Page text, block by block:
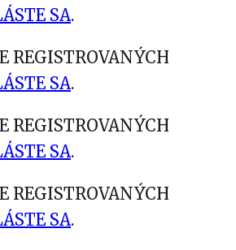
SA.
REGISTROVANÝCH
SA.
REGISTROVANÝCH
SA.
REGISTROVANÝCH
SA.